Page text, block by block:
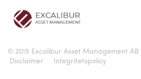
© 2015 Excalibur Asset Management
Disclaimer
Integritetspolicy